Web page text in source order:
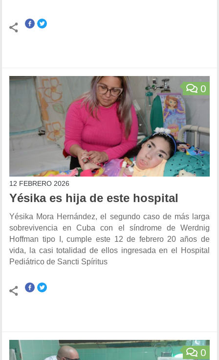
0
12 FEBRERO 2026
Yésika es hija de este hospital
Yésika Mora Hernández, el segundo caso de más larga
sobrevivencia en Cuba con el síndrome de Werdnig
Hoffman tipo I, cumple este 12 de febrero 20 años de
vida, la casi totalidad de ellos ingresada en el Hospital
Pediátrico de Sancti Spíritus
0